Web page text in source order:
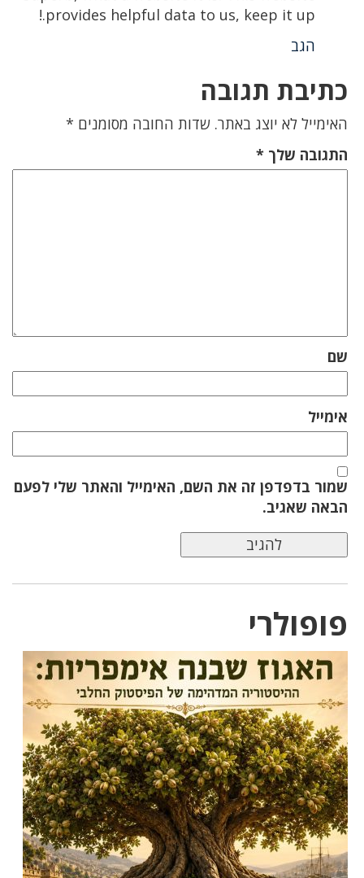
provides helpful data to us, keep it up.!
הגב
כתיבת תגובה
האימייל לא יוצג באתר. שדות החובה מסומנים *
התגובה שלך *
שם
אימייל
שמור בדפדפן זה את השם, האימייל והאתר שלי לפעם
הבאה שאגיב.
פופולרי